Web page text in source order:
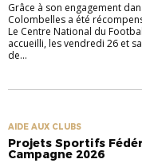
Grâce à son engagement
Colombelles a été
Le Centre National du
accueilli, les vendredi 26 et
de...
AIDE AUX CLUBS
Projets Sportifs
Campagne 2026